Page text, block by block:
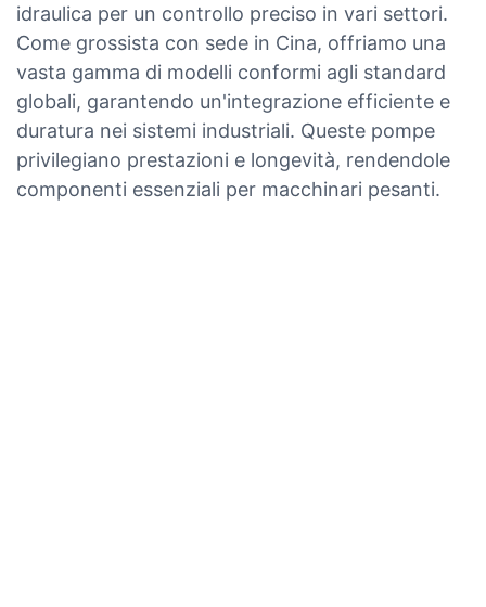
idraulica per un controllo preciso in vari settori.
Come grossista con sede in Cina, offriamo una
vasta gamma di modelli conformi agli standard
globali, garantendo un'integrazione efficiente e
duratura nei sistemi industriali. Queste pompe
privilegiano prestazioni e longevità, rendendole
componenti essenziali per macchinari pesanti.